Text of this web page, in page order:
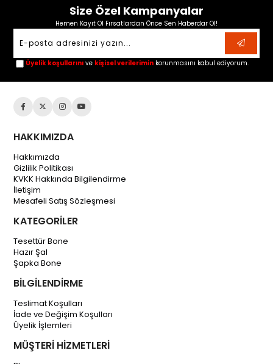
Size Özel Kampanyalar
Hemen Kayıt Ol Fırsatlardan Önce Sen Haberdar Ol!
Üyelik koşullarını ve kişisel verilerimin korunmasını kabul ediyorum.
HAKKIMIZDA
Hakkımızda
Gizlilik Politikası
KVKK Hakkında Bilgilendirme
İletişim
Mesafeli Satış Sözleşmesi
KATEGORİLER
Tesettür Bone
Hazır Şal
Şapka Bone
BİLGİLENDİRME
Teslimat Koşulları
İade ve Değişim Koşulları
Üyelik İşlemleri
MÜŞTERİ HİZMETLERİ